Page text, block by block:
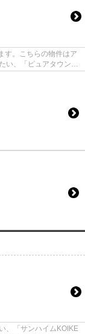
す。こちらの物件はア
い、「ピュアタウン
、「サンハイムKOIKE